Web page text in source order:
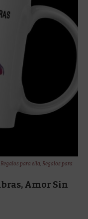
Regalos para ella, Regalos para
Amor Sin